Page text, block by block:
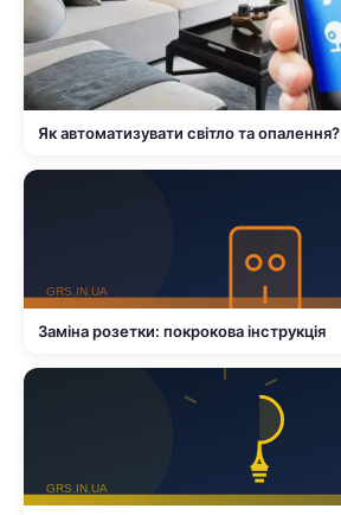
Як автоматизувати світло та опалення?
Заміна розетки: покрокова інструкція